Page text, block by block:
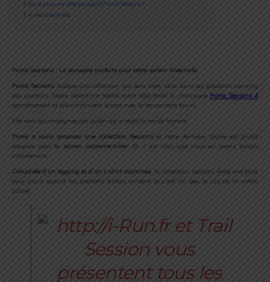
4 Où se procurer cette panoplie Puma Seasons ?
5 Auteurs/autrices
Puma Seasons : La panoplie parfaite pour cette saison hivernale
Puma Seasons évoque une collection qui sera bien utile dans les placards running
des coureurs. Notre rédactrice Nadia avait déjà testé la chaussure Puma Seasons 4
dernièrement et elle continuera le test avec la tenue cette fois-ci.
Elle sera accompagnée par Julien qui a testé la tenue homme.
Puma a voulu proposer une collection Seasonset cette dernière testée est plutôt
adaptée pour la saison automne-hiver. Et il est clair que nous en avons besoin
maintenant.
Composée d’un legging et d’un t-shirt manches, la collection Seasons reste une base
pour courir quand les premiers frimas arrivent et c’est un peu le cas de la météo
actuel.